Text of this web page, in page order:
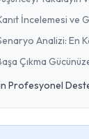
İncelemesi ve
Analizi: En
Çıkma
Profesyonel